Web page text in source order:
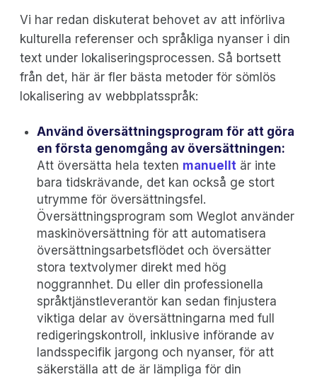
Vi har redan diskuterat behovet av att införliva
kulturella referenser och språkliga nyanser i din
text under lokaliseringsprocessen. Så bortsett
från det, här är fler bästa metoder för sömlös
lokalisering av webbplatsspråk:
Använd översättningsprogram för att göra
en första genomgång av översättningen:
Att översätta hela texten manuellt är inte
bara tidskrävande, det kan också ge stort
utrymme för översättningsfel.
Översättningsprogram som Weglot använder
maskinöversättning för att automatisera
översättningsarbetsflödet och översätter
stora textvolymer direkt med hög
noggrannhet. Du eller din professionella
språktjänstleverantör kan sedan finjustera
viktiga delar av översättningarna med full
redigeringskontroll, inklusive införande av
landsspecifik jargong och nyanser, för att
säkerställa att de är lämpliga för din